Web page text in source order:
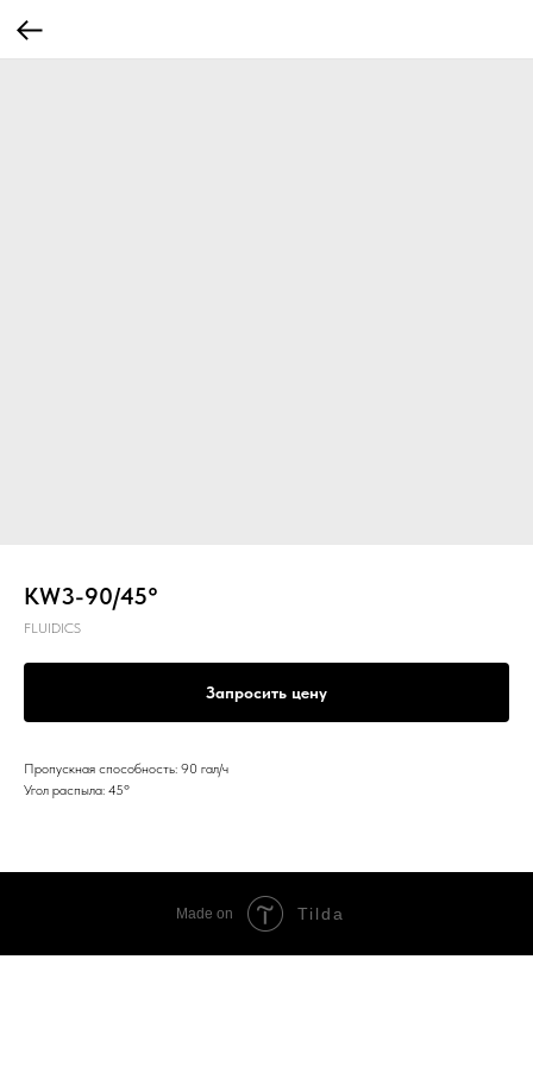
KW3-90/45°
FLUIDICS
Запросить цену
Пропускная способность: 90 гал/ч
Угол распыла: 45º
Made on Tilda